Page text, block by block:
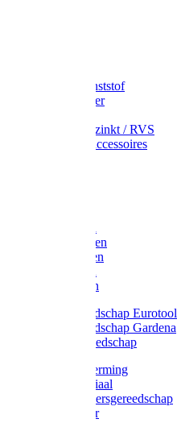
Emmer kunststof
Schepemmer
Emmer verzinkt / RVS
Regenton accessoires
Gazonharken
Asfaltharken
Hooiharken
Handgereedschap Eurotool
Handgereedschap Gardena
Kindergereedschap
Kniebescherming
Afzetmateriaal
Stratenmakersgereedschap
Straathamer